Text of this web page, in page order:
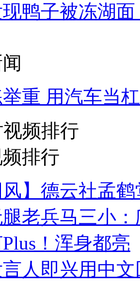
鸭子被冻湖
重 用汽车当
频排行
排行
风】德云社孟
老兵马三小
！浑身都亮
人即兴用中